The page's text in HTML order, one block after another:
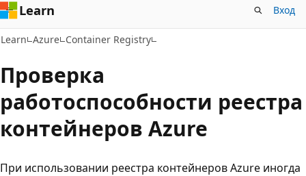
Learn Вход
Learn Azure Container Registry
Проверка
работоспособности реестра
контейнеров Azure
При использовании реестра контейнеров Azure иногда